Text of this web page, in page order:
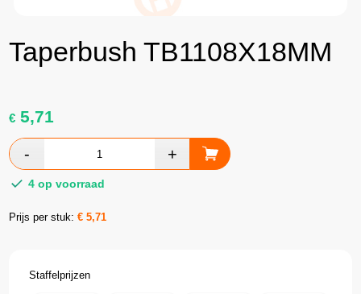
Taperbush TB1108X18MM
€ 5,71
4 op voorraad
Prijs per stuk:€5,71
Staffelprijzen